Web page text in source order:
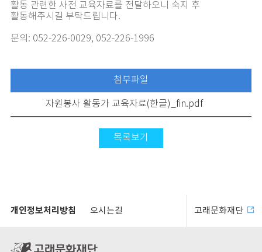
활동 관련한 사전 교육자료를 전달하오니 숙지 후
활동해주시길 부탁드립니다.
문의: 052-226-0029, 052-226-1996
첨부파일
자원봉사 활동가 교육자료(한글)_fin.pdf
목록보기
개인정보처리방침 오시는길 고래문화재단